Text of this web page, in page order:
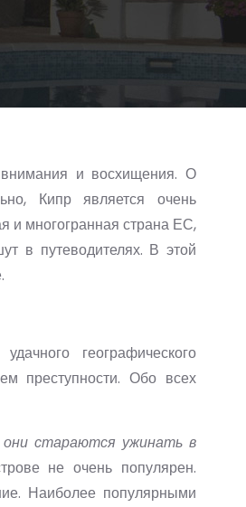
и восхищения. О
Кипр является очень
и многогранная страна ЕС,
в путеводителях. В этой
географического
преступности. Обо всех
стараются ужинать в
не очень популярен.
Наиболее популярными